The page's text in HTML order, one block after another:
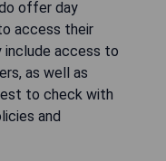
offer day
access their
include access to
as well as
to check with
and